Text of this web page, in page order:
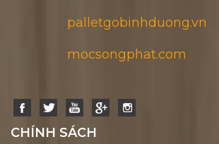
palletgobinhduong.vn
mocsongphat.com
CHÍNH SÁCH